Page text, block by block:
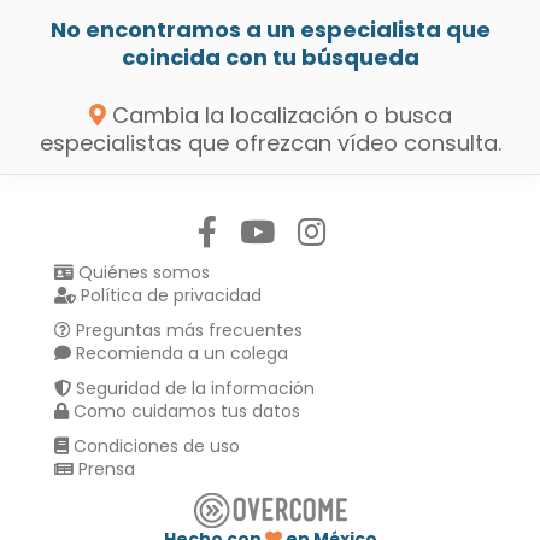
No encontramos a un especialista que
coincida con tu búsqueda
Cambia la localización o busca
especialistas que ofrezcan vídeo consulta.
Quiénes somos
Política de privacidad
Preguntas más frecuentes
Recomienda a un colega
Seguridad de la información
Como cuidamos tus datos
Condiciones de uso
Prensa